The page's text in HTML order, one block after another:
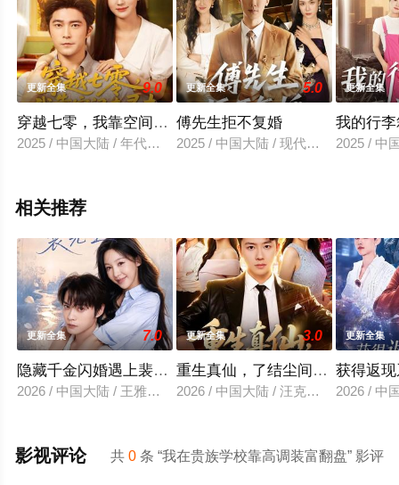
更新全集 9.0
穿越七零，我靠空间去寻夫
2025 / 中国大陆 / 年代穿越
更新全集 5.0
傅先生拒不复婚
2025 / 中国大陆 / 现代都市
更新全集
我的行
2025 / 中
相关推荐
更新全集 7.0
隐藏千金闪婚遇上裴先生
2026 / 中国大陆 / 王雅清＆朱城玮
更新全集 3.0
重生真仙，了结尘间恩怨
2026 / 中国大陆 / 汪克强＆田诗园
更新全集
获得返
2026 / 中
共0 条 “我在贵族学校靠高调装富翻盘” 影评
影视评论